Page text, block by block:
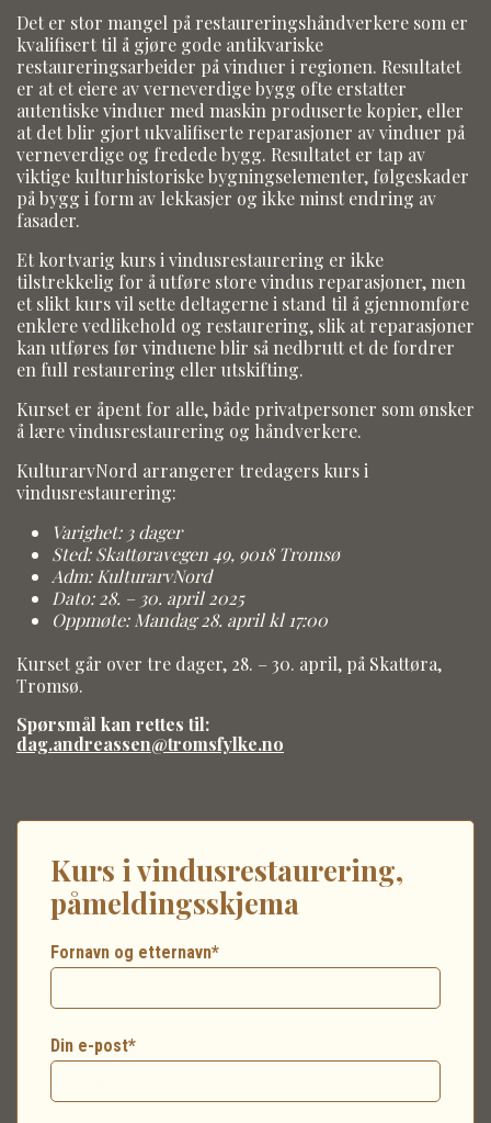
Det er stor mangel på restaureringshåndverkere som er
kvalifisert til å gjøre gode antikvariske
restaureringsarbeider på vinduer i regionen. Resultatet
er at et eiere av verneverdige bygg ofte erstatter
autentiske vinduer med maskin produserte kopier, eller
at det blir gjort ukvalifiserte reparasjoner av vinduer på
verneverdige og fredede bygg. Resultatet er tap av
viktige kulturhistoriske bygningselementer, følgeskader
på bygg i form av lekkasjer og ikke minst endring av
fasader.
Et kortvarig kurs i vindusrestaurering er ikke
tilstrekkelig for å utføre store vindus reparasjoner, men
et slikt kurs vil sette deltagerne i stand til å gjennomføre
enklere vedlikehold og restaurering, slik at reparasjoner
kan utføres før vinduene blir så nedbrutt et de fordrer
en full restaurering eller utskifting.
Kurset er åpent for alle, både privatpersoner som ønsker
å lære vindusrestaurering og håndverkere.
KulturarvNord arrangerer tredagers kurs i
vindusrestaurering:
Varighet: 3 dager
Sted: Skattøravegen 49, 9018 Tromsø
Adm: KulturarvNord
Dato: 28. – 30. april 2025
Oppmøte: Mandag 28. april kl 17:00
Kurset går over tre dager, 28. – 30. april, på Skattøra,
Tromsø.
Spørsmål kan rettes til:
dag.andreassen@tromsfylke.no
Kurs i vindusrestaurering,
påmeldingsskjema
Fornavn og etternavn*
Din e-post*